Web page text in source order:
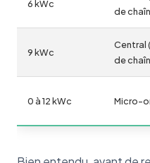
6 kWc
de
9 kWc
Central
de
0 à 12 kWc Micro-